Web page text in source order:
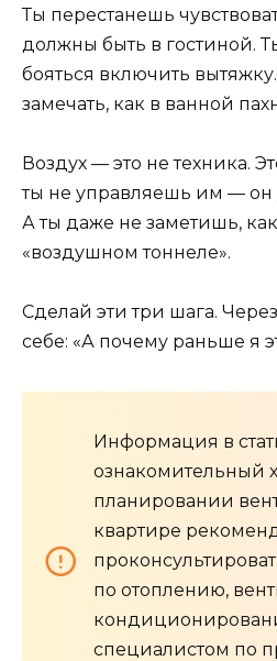
Ты перестанешь
должны быть в гостиной.
бояться включить
замечать, как в ванной
Воздух — это не техника.
ты не управляешь им — он
А ты даже не заметишь,
«воздушном тоннеле».
Сделай эти три шага.
себе: «А почему раньше я
Информация в
ознакомительный
планировании
квартире
по отоплению,
специалистом по